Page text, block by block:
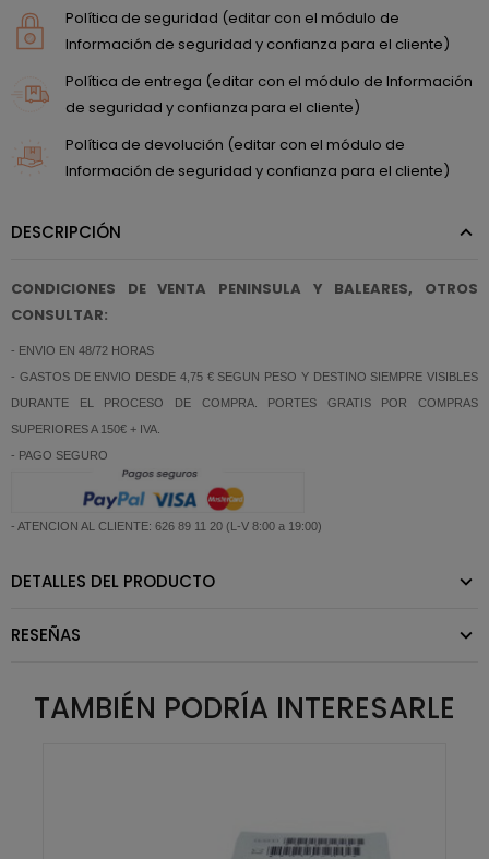
Política de seguridad (editar con el módulo de
Información de seguridad y confianza para el cliente)
Política de entrega (editar con el módulo de Información
de seguridad y confianza para el cliente)
Política de devolución (editar con el módulo de
Información de seguridad y confianza para el cliente)
DESCRIPCIÓN
CONDICIONES DE VENTA PENINSULA Y BALEARES, OTROS
CONSULTAR:
- ENVIO EN 48/72 HORAS
- GASTOS DE ENVIO DESDE 4,75 € SEGUN PESO Y DESTINO SIEMPRE VISIBLES
DURANTE EL PROCESO DE COMPRA. PORTES GRATIS POR COMPRAS
SUPERIORES A 150€ + IVA.
- PAGO SEGURO
- ATENCION AL CLIENTE: 626 89 11 20 (L-V 8:00 a 19:00)
DETALLES DEL PRODUCTO
RESEÑAS
TAMBIÉN PODRÍA INTERESARLE